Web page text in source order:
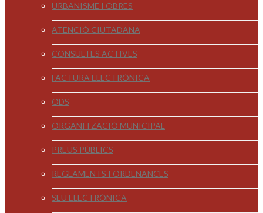
URBANISME I OBRES
ATENCIÓ CIUTADANA
CONSULTES ACTIVES
FACTURA ELECTRÒNICA
ODS
ORGANITZACIÓ MUNICIPAL
PREUS PÚBLICS
REGLAMENTS I ORDENANCES
SEU ELECTRÒNICA